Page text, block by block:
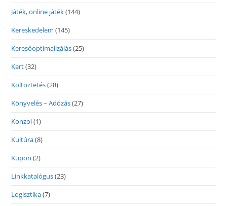
Játék, online játék(144)
Kereskedelem (145)
Keresőoptimalizálás(25)
Kert(32)
Költöztetés(28)
Könyvelés – Adózás(27)
Konzol(1)
Kultúra(8)
Kupon (2)
Linkkatalógus(23)
Logisztika(7)